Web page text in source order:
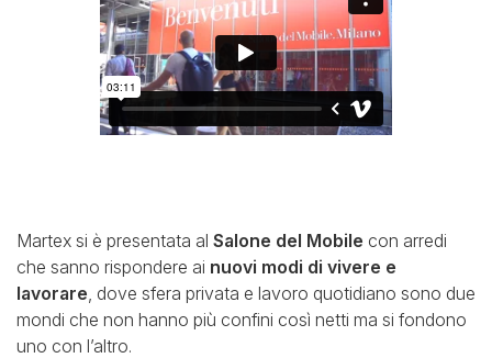
Martex si è presentata al Salone del Mobile con arredi
che sanno rispondere ai nuovi modi di vivere e
lavorare, dove sfera privata e lavoro quotidiano sono due
mondi che non hanno più confini così netti ma si fondono
uno con l’altro.